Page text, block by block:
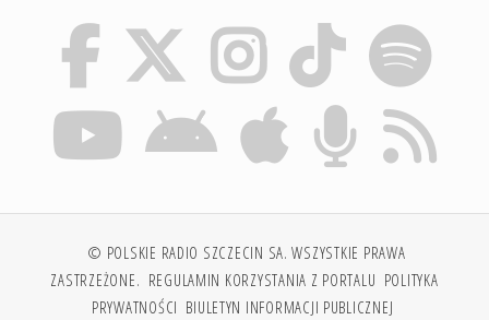
© POLSKIE RADIO SZCZECIN SA. WSZYSTKIE PRAWA
ZASTRZEŻONE. REGULAMIN KORZYSTANIA Z PORTALU POLITYKA
PRYWATNOŚCI BIULETYN INFORMACJI PUBLICZNEJ